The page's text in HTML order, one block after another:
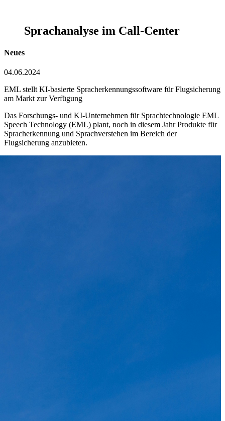
Sprachanalyse im Call-Center
Neues
04.06.2024
EML stellt KI-basierte Spracherkennungssoftware für Flugsicherung
am Markt zur Verfügung
Das Forschungs- und KI-Unternehmen für Sprachtechnologie EML
Speech Technology (EML) plant, noch in diesem Jahr Produkte für
Spracherkennung und Sprachverstehen im Bereich der
Flugsicherung anzubieten.